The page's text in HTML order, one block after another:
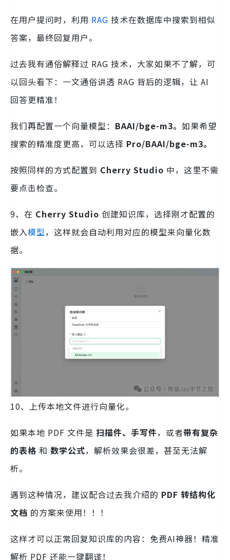
在用户提问时，利用 RAG 技术在数据库中搜索到相似
答案，最终回复用户。
过去我有通俗解释过 RAG 技术，大家如果不了解，可
以回头看下：一文通俗讲透 RAG 背后的逻辑，让 AI
回答更精准！
我们再配置一个向量模型： BAAI/bge-m3。 如果希望
搜索的精准度更高，可以选择 Pro/BAAI/bge-m3。
按照同样的方式配置到 Cherry Studio 中，这里不需
要点击检查。
9、在 Cherry Studio 创建知识库，选择刚才配置的
嵌入模型，这样就会自动利用对应的模型来向量化数
据。
10、上传本地文件进行向量化。
如果本地 PDF 文件是 扫描件、手写件，或者带有复杂
的表格 和 数学公式，解析效果会很差，甚至无法解
析。
遇到这种情况，建议配合过去我介绍的 PDF 转结构化
文档 的方案来使用！！！
这样才可以正常回复知识库的内容：免费AI神器！精准
解析 PDF 还能一键翻译！